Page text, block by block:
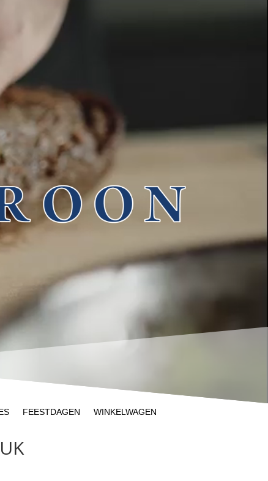
FEESTDAGEN WINKELWAGEN